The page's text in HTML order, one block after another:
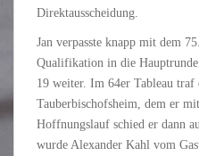
Direktausscheidung.
Jan verpasste knapp mit dem
Qualifikation in die
19 weiter. Im 64er Tableau
Tauberbischofsheim, dem er
Hoffnungslauf schied er dann
wurde Alexander Kahl vom